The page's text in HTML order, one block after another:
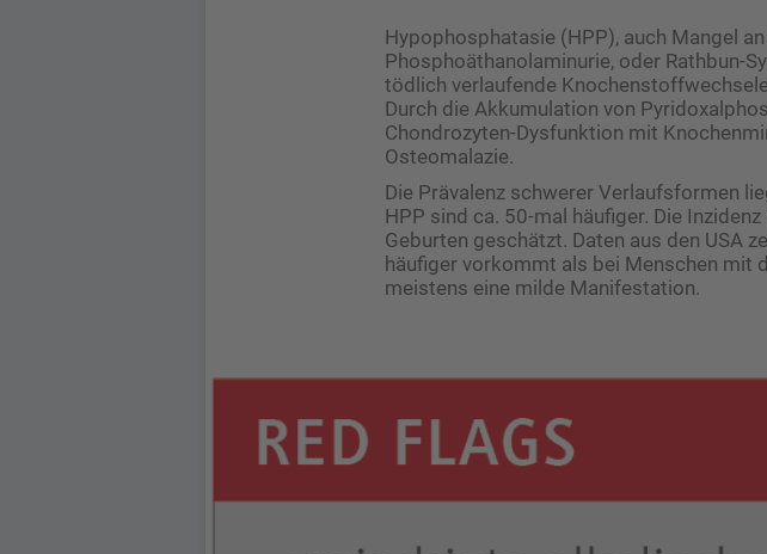
Hypophosphatasie (HPP), auch Mangel
Phosphoäthanolaminurie, oder Rathbun-
tödlich verlaufende
Durch die Akkumulation von
Chondrozyten-Dysfunktion mit
Osteomalazie.
Die Prävalenz schwerer Verlaufsformen
HPP sind ca. 50-mal häufiger. Die
Geburten geschätzt. Daten aus den USA
häufiger vorkommt als bei Menschen mit
meistens eine milde Manifestation.